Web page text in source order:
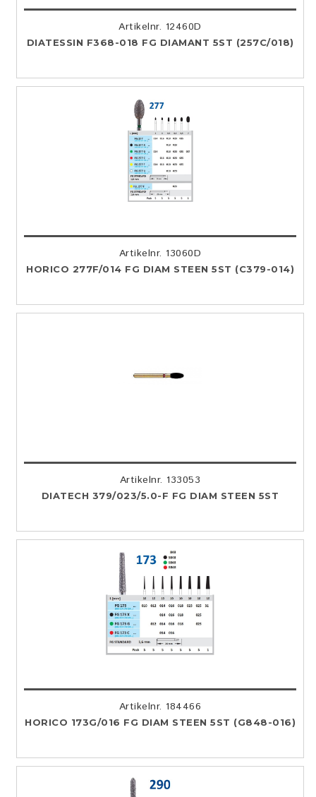
Artikelnr. 12460D
DIATESSIN F368-018 FG DIAMANT 5ST (257C/018)
Artikelnr. 13060D
HORICO 277F/014 FG DIAM STEEN 5ST (C379-014)
Artikelnr. 133053
DIATECH 379/023/5.0-F FG DIAM STEEN 5ST
Artikelnr. 184466
HORICO 173G/016 FG DIAM STEEN 5ST (G848-016)